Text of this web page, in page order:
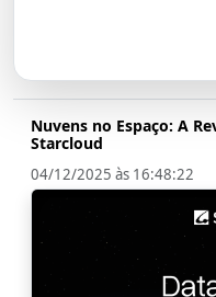
Nuvens no Espaço: A
Starcloud
04/12/2025 às 16:48:22